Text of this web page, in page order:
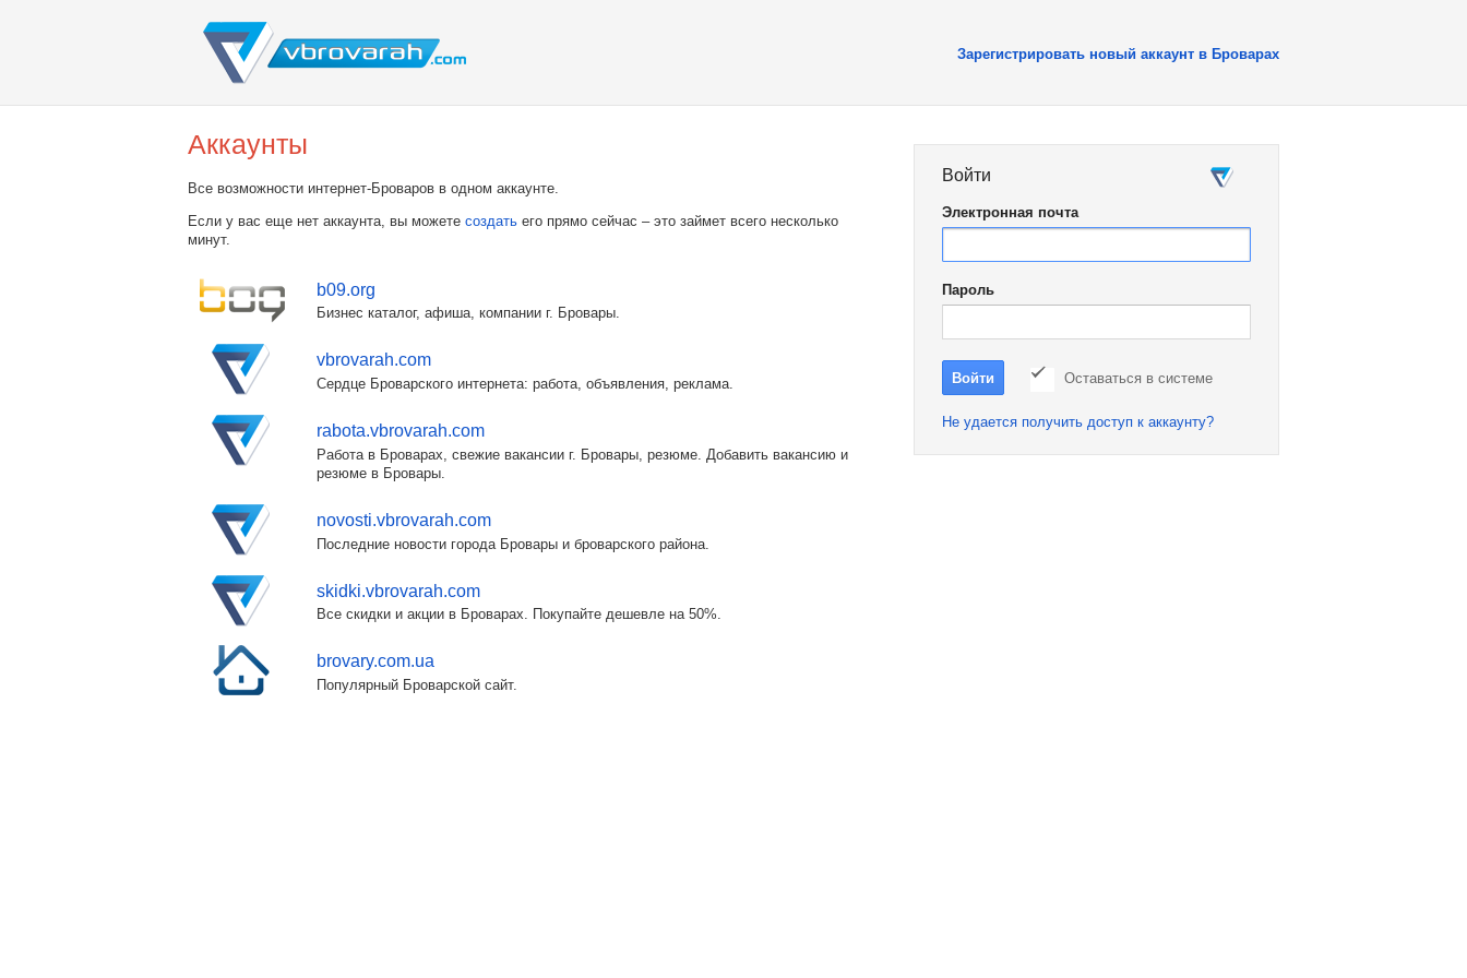
Зарегистрировать новый аккаунт в Броварах
Войти
Электронная почта
Пароль
Оставаться в системе
Не удается получить доступ к аккаунту?
Аккаунты
Все возможности интернет-Броваров в одном аккаунте.
Если у вас еще нет аккаунта, вы можете создать его прямо сейчас – это займет всего несколько
минут.
b09.org
Бизнес каталог, афиша, компании г. Бровары.
vbrovarah.com
Сердце Броварского интернета: работа, объявления, реклама.
rabota.vbrovarah.com
Работа в Броварах, свежие вакансии г. Бровары, резюме. Добавить вакансию и
резюме в Бровары.
novosti.vbrovarah.com
Последние новости города Бровары и броварского района.
skidki.vbrovarah.com
Все скидки и акции в Броварах. Покупайте дешевле на 50%.
brovary.com.ua
Популярный Броварской сайт.